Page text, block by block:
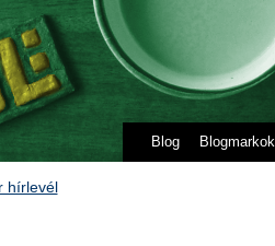
Blog Blogmarkok